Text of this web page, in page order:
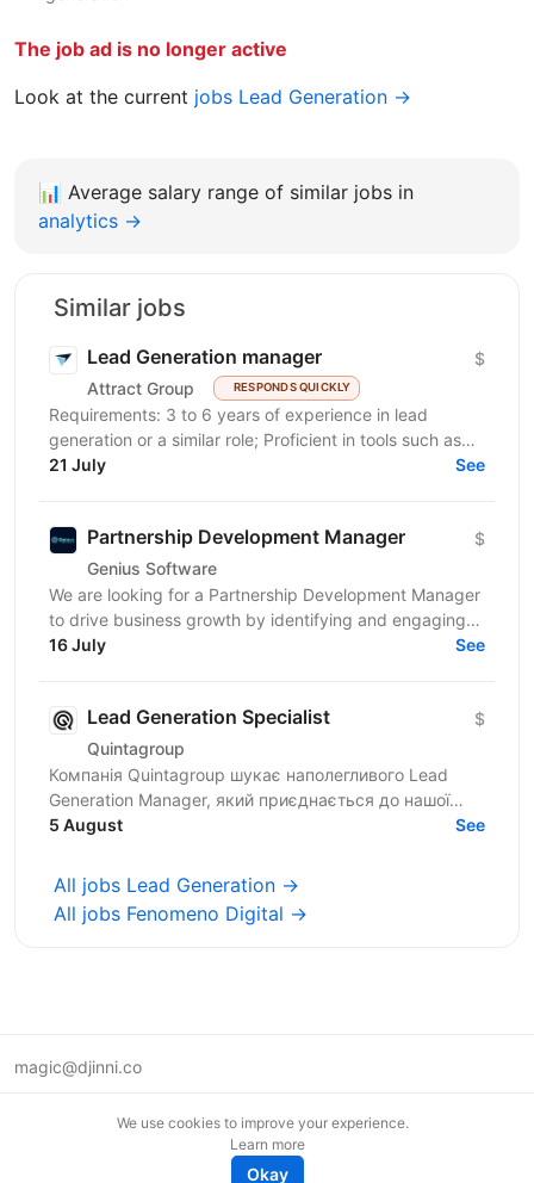
The job ad is no longer active
Look at the current jobs Lead Generation →
📊 Average salary range of similar jobs in
analytics →
Similar jobs
Lead Generation manager
Attract Group RESPONDS QUICKLY
$
Requirements: 3 to 6 years of experience in lead
generation or a similar role; Proficient in tools such as
LinkedIn, LinkedIn Sales Navigator, IncIn, and...
21 July See
Partnership Development Manager
Genius Software
$
We are looking for a Partnership Development Manager
to drive business growth by identifying and engaging
new partner companies, managing the bench,...
16 July See
Lead Generation Specialist
Quintagroup
$
Компанія Quintagroup шукає наполегливого Lead
Generation Manager, який приєднається до нашої
команди. На цій посаді ви будете відігравати
5 August See
All jobs Lead Generation →
All jobs Fenomeno Digital →
magic@djinni.co
We use cookies to improve your experience.
Learn more
Okay